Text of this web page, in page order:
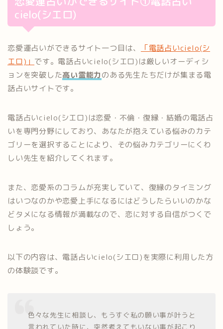
cielo(シエロ)
恋愛運占いができるサイト一つ目は、
「電話占いcielo(シ
エロ)」 です。電話占いcielo(シエロ)は厳しいオーディシ
ョンを突破した高い霊能力のある先生たちだけが集まる電
話占いサイトです。
電話占いcielo(シエロ)は恋愛・不倫・復縁・結婚の電話占
いを専門分野にしており、あなたが抱えている悩みのカテ
ゴリーを選択することにより、その悩みカテゴリーにくわ
しい先生を紹介してくれます。
また、恋愛系のコラムが充実していて、復縁のタイミング
はいつなのかや恋愛上手になるにはどうしたらいいのかな
どタメになる情報が満載なので、恋に対する自信がつくで
しょう。
以下の内容は、電話占いcielo(シエロ)を実際に利用した方
の体験談です。
色々な先生に相談し、もうすぐ私の願い事が叶うと
言われていた時に、突然考えてもいない事が起こり